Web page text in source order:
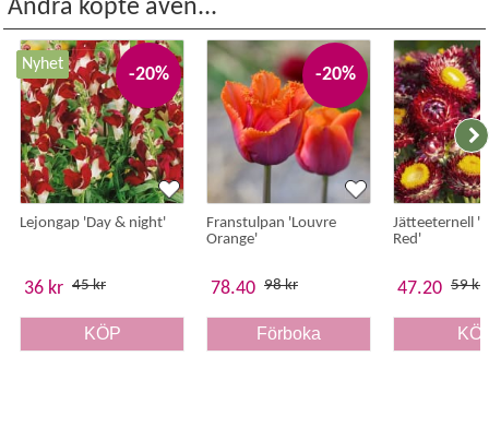
Andra köpte även...
-20%
Nyhet
Lejongap 'Day & night'
36 kr 45 kr
KÖP
-20%
Franstulpan 'Louvre
Orange'
78.40 98 kr
Förboka
Jätteeternell
Red'
47.20 59 kr